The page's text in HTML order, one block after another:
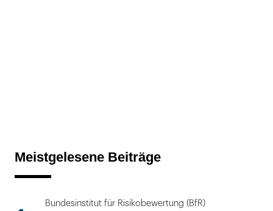
Meistgelesene Beiträge
Bundesinstitut für Risikobewertung (BfR)